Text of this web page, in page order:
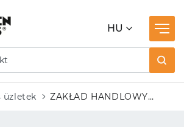
HU
üzletek
ZAKŁAD HANDLOWY